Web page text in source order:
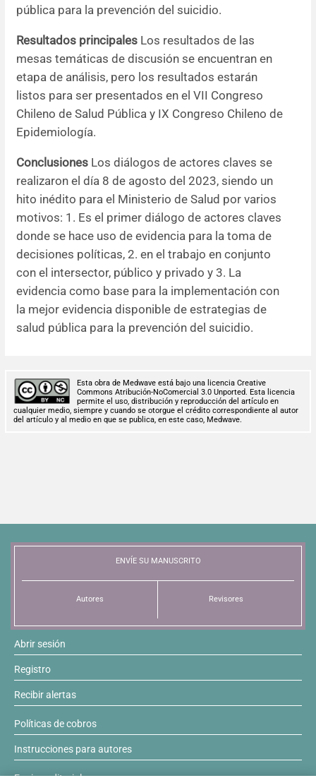
pública para la prevención del suicidio.
Resultados principales Los resultados de las
mesas temáticas de discusión se encuentran en
etapa de análisis, pero los resultados estarán
listos para ser presentados en el VII Congreso
Chileno de Salud Pública y IX Congreso Chileno de
Epidemiología.
Conclusiones Los diálogos de actores claves se
realizaron el día 8 de agosto del 2023, siendo un
hito inédito para el Ministerio de Salud por varios
motivos: 1. Es el primer diálogo de actores claves
donde se hace uso de evidencia para la toma de
decisiones políticas, 2. en el trabajo en conjunto
con el intersector, público y privado y 3. La
evidencia como base para la implementación con
la mejor evidencia disponible de estrategias de
salud pública para la prevención del suicidio.
Esta obra de Medwave está bajo una licencia Creative
Commons Atribución-NoComercial 3.0 Unported. Esta licencia
permite el uso, distribución y reproducción del artículo en
cualquier medio, siempre y cuando se otorgue el crédito correspondiente al autor
del artículo y al medio en que se publica, en este caso, Medwave.
ENVÍE SU MANUSCRITO
Autores Revisores
Abrir sesión
Registro
Recibir alertas
Políticas de cobros
Instrucciones para autores